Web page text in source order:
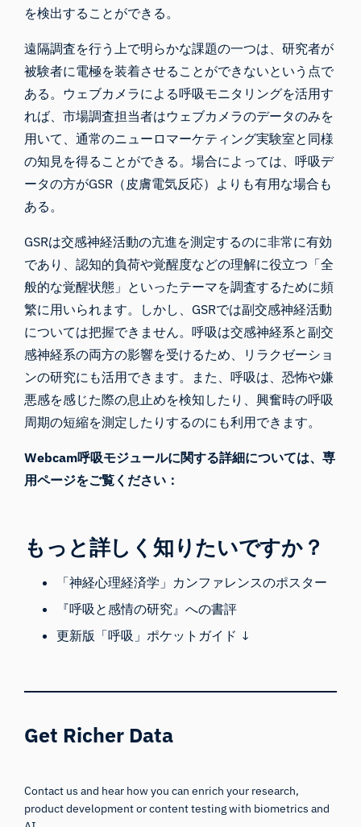
を検出することができる。
遠隔調査を行う上で明らかな課題の一つは、研究者が
被験者に電極を装着させることができないという点で
ある。ウェブカメラによる呼吸モニタリングを活用す
れば、市場調査担当者はウェブカメラのデータのみを
用いて、通常のニューロマーケティング実験室と同様
の知見を得ることができる。場合によっては、呼吸デ
ータの方がGSR（皮膚電気反応）よりも有用な場合も
ある。
GSRは交感神経活動の亢進を測定するのに非常に有効
であり、認知的負荷や覚醒度などの理解に役立つ「全
般的な覚醒状態」といったテーマを調査するために頻
繁に用いられます。しかし、GSRでは副交感神経活動
については把握できません。呼吸は交感神経系と副交
感神経系の両方の影響を受けるため、リラクゼーショ
ンの研究にも活用できます。また、呼吸は、恐怖や嫌
悪感を感じた際の息止めを検知したり、興奮時の呼吸
周期の短縮を測定したりするのにも利用できます。
Webcam呼吸モジュールに関する詳細については、専
用ページをご覧ください：
もっと詳しく知りたいですか？
「神経心理経済学」カンファレンスのポスター
『呼吸と感情の研究』への書評
更新版「呼吸」ポケットガイド ↓
Get Richer Data
Contact us and hear how you can enrich your research,
product development or content testing with biometrics and